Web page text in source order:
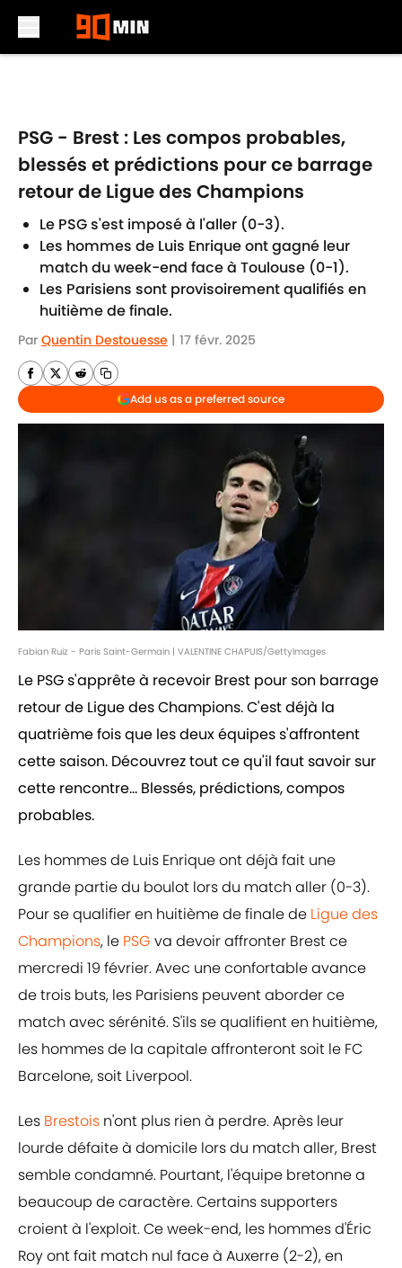
PSG - Brest : Les compos probables,
blessés et prédictions pour ce barrage
retour de Ligue des Champions
Le PSG s'est imposé à l'aller (0-3).
Les hommes de Luis Enrique ont gagné leur
match du week-end face à Toulouse (0-1).
Les Parisiens sont provisoirement qualifiés en
huitième de finale.
Par Quentin Destouesse | 17 févr. 2025
Add us as a preferred source
Fabian Ruiz - Paris Saint-Germain | VALENTINE CHAPUIS/GettyImages
Le PSG s'apprête à recevoir Brest pour son barrage
retour de Ligue des Champions. C'est déjà la
quatrième fois que les deux équipes s'affrontent
cette saison. Découvrez tout ce qu'il faut savoir sur
cette rencontre... Blessés, prédictions, compos
probables.
Les hommes de Luis Enrique ont déjà fait une
grande partie du boulot lors du match aller (0-3).
Pour se qualifier en huitième de finale de Ligue des
Champions, le PSG va devoir affronter Brest ce
mercredi 19 février. Avec une confortable avance
de trois buts, les Parisiens peuvent aborder ce
match avec sérénité. S'ils se qualifient en huitième,
les hommes de la capitale affronteront soit le FC
Barcelone, soit Liverpool.
Les Brestois n'ont plus rien à perdre. Après leur
lourde défaite à domicile lors du match aller, Brest
semble condamné. Pourtant, l'équipe bretonne a
beaucoup de caractère. Certains supporters
croient à l'exploit. Ce week-end, les hommes d'Éric
Roy ont fait match nul face à Auxerre (2-2), en